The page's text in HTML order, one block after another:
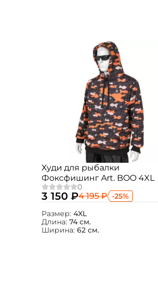
Худи для рыбалки
Фоксфишинг Art. BOO 4XL
3 150 ₽4 195 ₽ -25%
Размер: 4XL
Длина: 74 см.
Ширина: 62 см.